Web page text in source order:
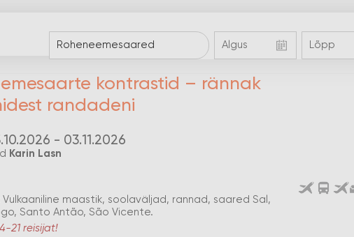
kontrastid – rännak
randadeni
- 03.11.2026
Karin Lasn
Vulkaaniline maastik, soolaväljad, rannad, saared Sal,
Santo Antão, São Vicente.
21 reisijat!